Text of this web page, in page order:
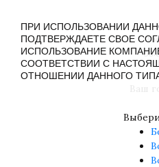
ПРИ ИСПОЛЬЗОВАНИИ
ПОДТВЕРЖДАЕТЕ СВОЕ
ИСПОЛЬЗОВАНИЕ
СООТВЕТСТВИИ С
ОТНОШЕНИИ ДАННОГО